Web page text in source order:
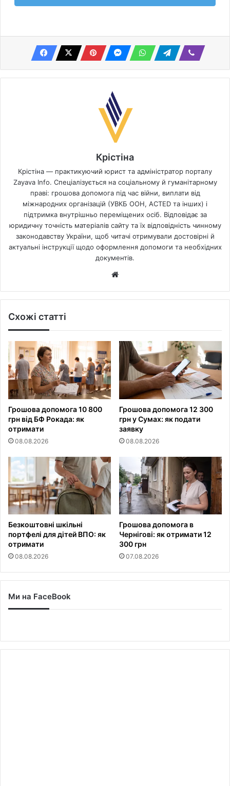
Крістіна
Крістіна — практикуючий юрист та адміністратор порталу
Zayava Info. Спеціалізується на соціальному й гуманітарному
праві: грошова допомога під час війни, виплати від
міжнародних організацій (УВКБ ООН, ACTED та інших) і
підтримка внутрішньо переміщених осіб. Відповідає за
юридичну точність матеріалів сайту та їх відповідність чинному
законодавству України, щоб читачі отримували достовірні й
актуальні інструкції щодо оформлення допомоги та необхідних
документів.
Схожі статті
Грошова допомога 10 800
грн від БФ Рокада: як
отримати
08.08.2026
Грошова допомога 12 300
грн у Сумах: як подати
заявку
08.08.2026
Безкоштовні шкільні
портфелі для дітей ВПО: як
отримати
08.08.2026
Грошова допомога в
Чернігові: як отримати 12
300 грн
07.08.2026
Ми на FaceBook